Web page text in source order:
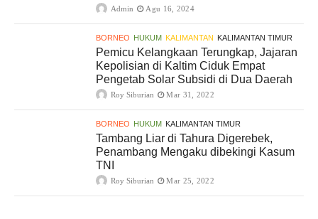
Admin Agu 16, 2024
BORNEO HUKUM KALIMANTAN KALIMANTAN TIMUR
Pemicu Kelangkaan Terungkap, Jajaran
Kepolisian di Kaltim Ciduk Empat
Pengetab Solar Subsidi di Dua Daerah
Roy Siburian Mar 31, 2022
BORNEO HUKUM KALIMANTAN TIMUR
Tambang Liar di Tahura Digerebek,
Penambang Mengaku dibekingi Kasum
TNI
Roy Siburian Mar 25, 2022